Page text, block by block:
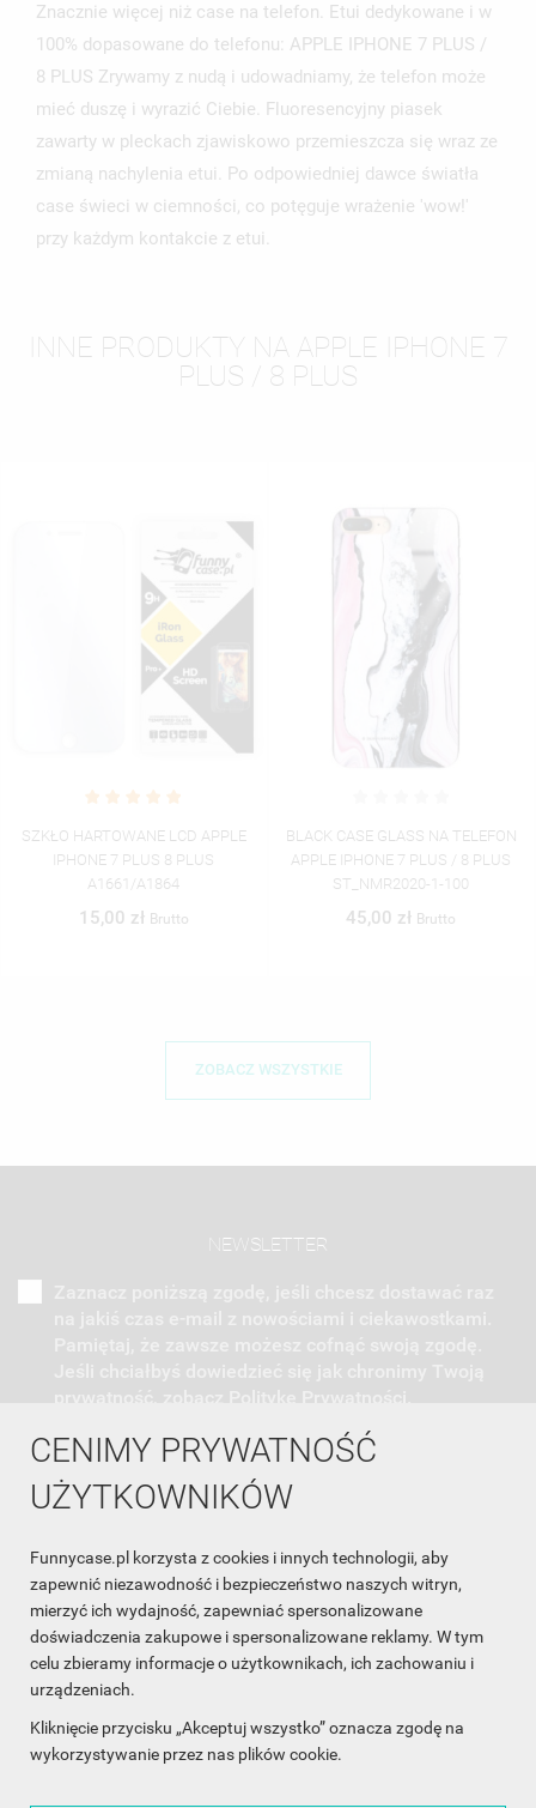
CENIMY PRYWATNOŚĆ
UŻYTKOWNIKÓW
Funnycase.pl korzysta z cookies i innych technologii, aby
zapewnić niezawodność i bezpieczeństwo naszych witryn,
mierzyć ich wydajność, zapewniać spersonalizowane
doświadczenia zakupowe i spersonalizowane reklamy. W tym
celu zbieramy informacje o użytkownikach, ich zachowaniu i
urządzeniach.
Kliknięcie przycisku „Akceptuj wszystko” oznacza zgodę na
wykorzystywanie przez nas plików cookie.
Znacznie więcej niż case na telefon. Etui dedykowane i w
100% dopasowane do telefonu: APPLE IPHONE 7 PLUS /
8 PLUS Zrywamy z nudą i udowadniamy, że telefon może
mieć duszę i wyrazić Ciebie. Fluoresencyjny piasek
zawarty w pleckach zjawiskowo przemieszcza się wraz ze
zmianą nachylenia etui. Po odpowiedniej dawce światła
case świeci w ciemności, co potęguje wrażenie 'wow!'
przy każdym kontakcie z etui.
INNE PRODUKTY NA APPLE IPHONE 7
PLUS / 8 PLUS
SZKŁO HARTOWANE LCD APPLE
IPHONE 7 PLUS 8 PLUS
A1661/A1864
15,00 zł Brutto
BLACK CASE GLASS NA TELEFON
APPLE IPHONE 7 PLUS / 8 PLUS
ST_NMR2020-1-100
45,00 zł Brutto
ZOBACZ WSZYSTKIE
NEWSLETTER
INFORMACJA O SKLEPIE
INFORMACJE
OBSŁUGA KLIENTA
WSPÓŁPRACA
ŚLEDŹ NAS NA FACEBOOKU
MOJE LISTY ŻYCZEŃ
add_circle_outline UTWÓRZ NOWĄ LISTĘ
NAZWA LISTY ŻYCZEŃ
ANULUJ UTWÓRZ LISTĘ ŻYCZEŃ
MUSISZ BYĆ ZALOGOWANY BY ZAPISAĆ PRODUKTY NA
SWOJEJ LIŚCIE ŻYCZEŃ.
ANULUJ ZALOGUJ SIĘ